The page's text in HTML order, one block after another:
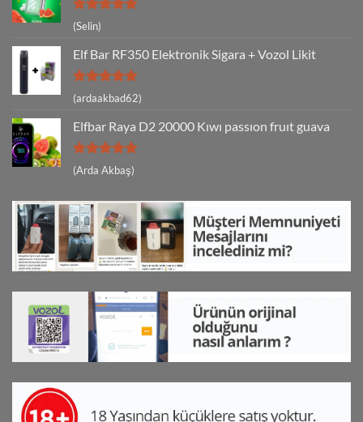
5 üzerinden
5
oy aldı
(Selin)
Elf Bar RF350 Elektronik Sigara + Vozol Likit
5 üzerinden
5
(ardaakbad62)
Elfbar Raya D2 20000 Kıwı passıon fruıt guava
5 üzerinden
5
(Arda Akbaş)